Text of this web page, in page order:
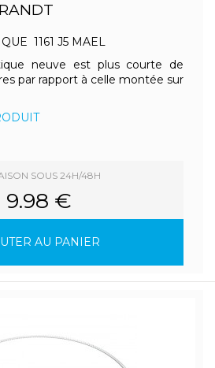
1161 J5 MAEL
neuve est plus courte de
par rapport à celle montée sur
SOUS 24H/48H
9.98 €
AU PANIER